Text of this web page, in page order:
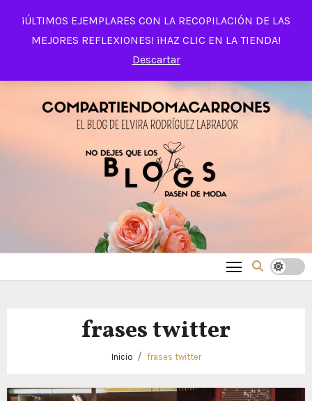
¡ÚLTIMOS EJEMPLARES CON LA RECOPILACIÓN DE LAS
MEJORES REFLEXIONES! ¡HAZ CLIC EN LA TIENDA!
Descartar
contenido
frases twitter
Inicio frases twitter